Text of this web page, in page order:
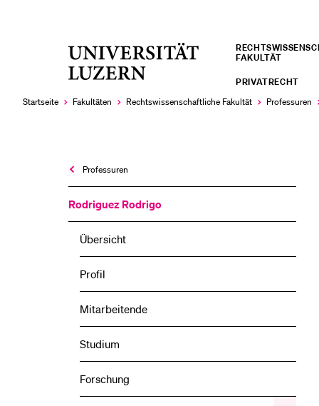
Universität
FAKULTÄT
PRIVATRECHT
Startseite
Fakultäten Rechtswissenschaftliche Fakultät Professuren
Professuren
Rodriguez Rodrigo
Übersicht
Profil
Mitarbeitende
Studium
Forschung
LETZTE SUCHEN
Sie haben noch keine Suche getätigt.